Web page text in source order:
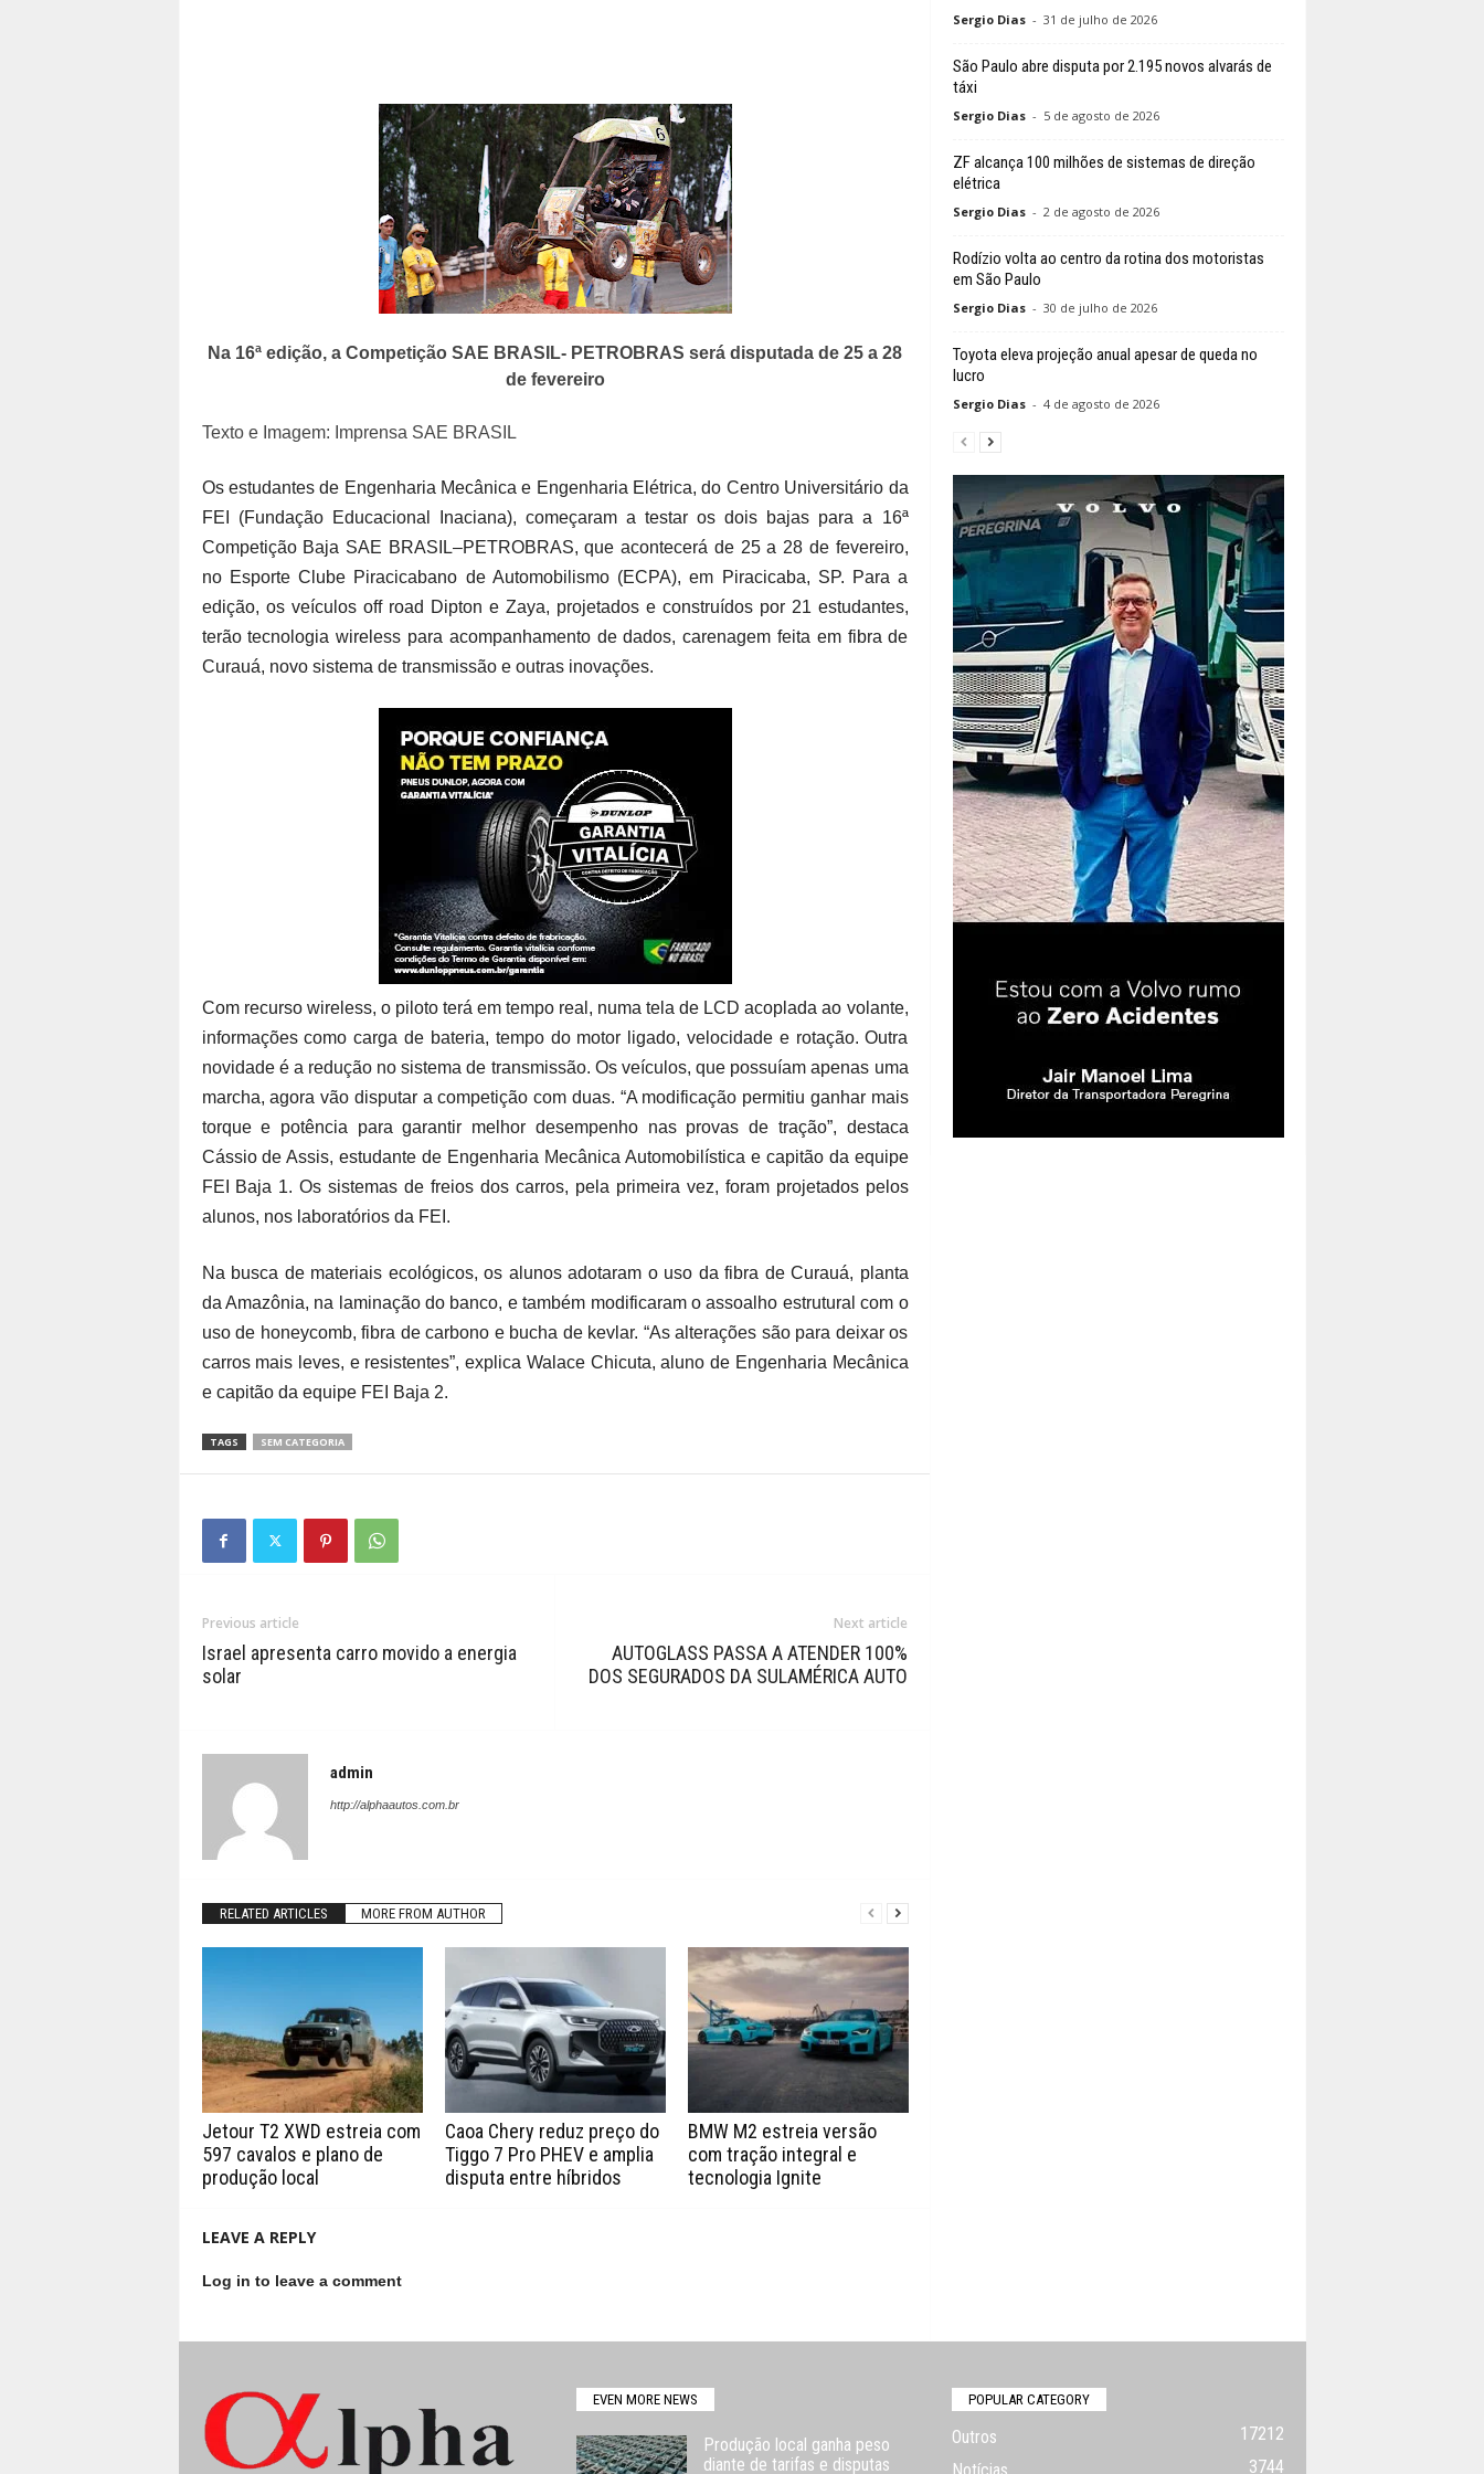
Na 16ª edição, a Competição SAE BRASIL- PETROBRAS será disputada de 25 a 28
de fevereiro
Texto e Imagem: Imprensa SAE BRASIL
Os estudantes de Engenharia Mecânica e Engenharia Elétrica, do Centro Universitário da
FEI (Fundação Educacional Inaciana), começaram a testar os dois bajas para a 16ª
Competição Baja SAE BRASIL–PETROBRAS, que acontecerá de 25 a 28 de fevereiro,
no Esporte Clube Piracicabano de Automobilismo (ECPA), em Piracicaba, SP. Para a
edição, os veículos off road Dipton e Zaya, projetados e construídos por 21 estudantes,
terão tecnologia wireless para acompanhamento de dados, carenagem feita em fibra de
Curauá, novo sistema de transmissão e outras inovações.
Com recurso wireless, o piloto terá em tempo real, numa tela de LCD acoplada ao volante,
informações como carga de bateria, tempo do motor ligado, velocidade e rotação. Outra
novidade é a redução no sistema de transmissão. Os veículos, que possuíam apenas uma
marcha, agora vão disputar a competição com duas. “A modificação permitiu ganhar mais
torque e potência para garantir melhor desempenho nas provas de tração”, destaca
Cássio de Assis, estudante de Engenharia Mecânica Automobilística e capitão da equipe
FEI Baja 1. Os sistemas de freios dos carros, pela primeira vez, foram projetados pelos
alunos, nos laboratórios da FEI.
Na busca de materiais ecológicos, os alunos adotaram o uso da fibra de Curauá, planta
da Amazônia, na laminação do banco, e também modificaram o assoalho estrutural com o
uso de honeycomb, fibra de carbono e bucha de kevlar. “As alterações são para deixar os
carros mais leves, e resistentes”, explica Walace Chicuta, aluno de Engenharia Mecânica
e capitão da equipe FEI Baja 2.
TAGS SEM CATEGORIA
Previous article
Israel apresenta carro movido a energia
solar
Next article
AUTOGLASS PASSA A ATENDER 100%
DOS SEGURADOS DA SULAMÉRICA AUTO
admin
http://alphaautos.com.br
RELATED ARTICLES MORE FROM AUTHOR
Jetour T2 XWD estreia com
597 cavalos e plano de
produção local
Caoa Chery reduz preço do
Tiggo 7 Pro PHEV e amplia
disputa entre híbridos
BMW M2 estreia versão
com tração integral e
tecnologia Ignite
LEAVE A REPLY
Log in to leave a comment
Sergio Dias - 31 de julho de 2026
São Paulo abre disputa por 2.195 novos alvarás de
táxi
Sergio Dias - 5 de agosto de 2026
ZF alcança 100 milhões de sistemas de direção
elétrica
Sergio Dias - 2 de agosto de 2026
Rodízio volta ao centro da rotina dos motoristas
em São Paulo
Sergio Dias - 30 de julho de 2026
Toyota eleva projeção anual apesar de queda no
lucro
Sergio Dias - 4 de agosto de 2026
EVEN MORE NEWS
Produção local ganha peso
diante de tarifas e disputas
POPULAR CATEGORY
Outros
17212
3744